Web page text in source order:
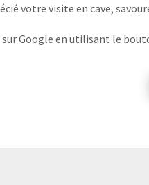
votre visite en cave,
Google en utilisant le